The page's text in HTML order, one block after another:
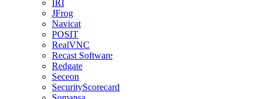
IRI
JFrog
Navicat
POSIT
RealVNC
Recast Software
Redgate
Seceon
SecurityScorecard